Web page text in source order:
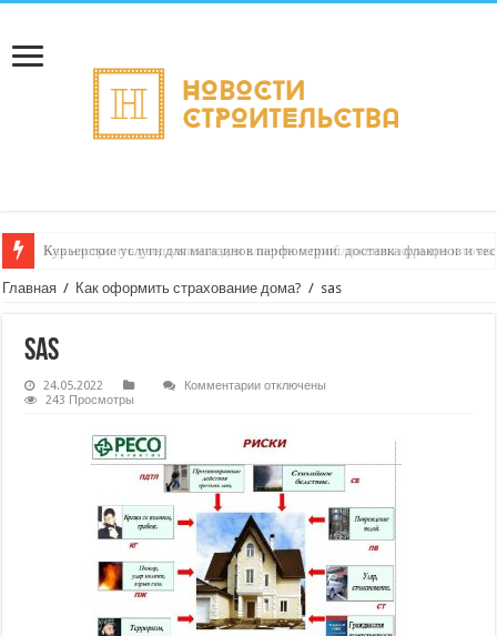
Курьерские услуги для магазинов парфюмерии: доставка флаконов и
Как настроить уведомления для клиента о приближении курьера к
Главная / Как оформить страхование дома? / sas
sas
24.05.2022 Комментариикотключены
243 Просмотры